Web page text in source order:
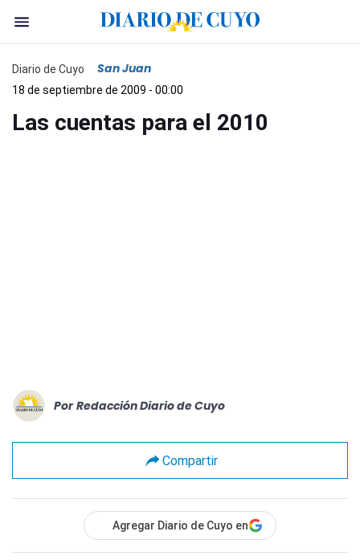
Diario de Cuyo San Juan
18 de septiembre de 2009 - 00:00
Las cuentas para el 2010
Por Redacción Diario de Cuyo
Compartir
Agregar Diario de Cuyo en